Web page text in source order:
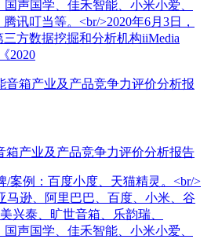
声国学、佳禾智能、小米小爱、
讯叮当等。<br/>2020年6月3日，
方数据挖掘和分析机构iiMedia
2020
箱产业及产品竞争力评价分析报告
/案例：百度小度、天猫精灵。<br/>
马逊、阿里巴巴、百度、小米、谷
兴泰、旷世音箱、乐韵瑞、
声国学、佳禾智能、小米小爱、